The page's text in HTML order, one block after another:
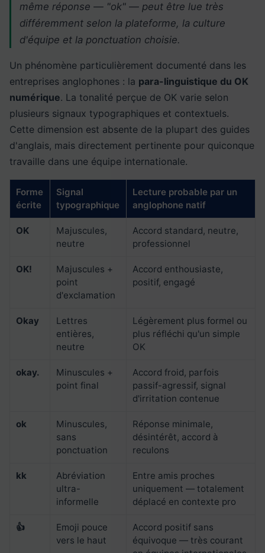
même réponse — "ok" — peut être lue très
différemment selon la plateforme, la culture
d'équipe et la ponctuation choisie.
Un phénomène particulièrement documenté dans les
entreprises anglophones : la para-linguistique du OK
numérique. La tonalité perçue de OK varie selon
plusieurs signaux typographiques et contextuels.
Cette dimension est absente de la plupart des guides
d'anglais, mais directement pertinente pour quiconque
travaille dans une équipe internationale.
Forme
écrite
Signal
typographique
Lecture probable par un
anglophone natif
OK
Majuscules,
neutre
Accord standard, neutre,
professionnel
OK!
Majuscules +
point
d'exclamation
Accord enthousiaste,
positif, engagé
Okay
Lettres
entières,
neutre
Légèrement plus formel ou
plus réfléchi qu'un simple
OK
okay.
Minuscules +
point final
Accord froid, parfois
passif-agressif, signal
d'irritation contenue
ok
Minuscules,
sans
ponctuation
Réponse minimale,
désintérêt, accord à
reculons
kk
Abréviation
ultra-
informelle
Entre amis proches
uniquement — totalement
déplacé en contexte pro
👍
Emoji pouce
vers le haut
Accord positif sans
équivoque — très courant